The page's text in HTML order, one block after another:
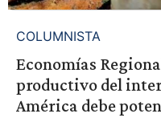
COLUMNISTA
Economías
productivo del
América debe